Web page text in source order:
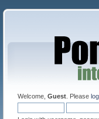
Welcome, Guest. Please